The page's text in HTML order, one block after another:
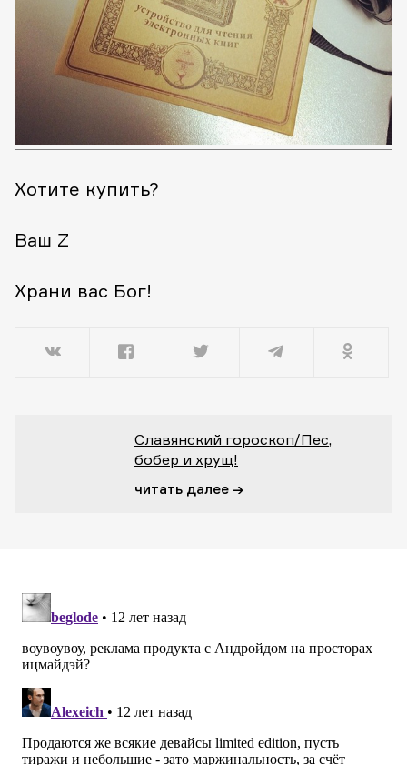
Хотите купить?
Ваш Z
Храни вас Бог!
Славянский гороскоп/Пес,
бобер и хрущ!
читать далее →